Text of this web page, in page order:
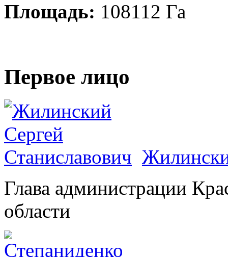
Площадь: 108112 Га
Первое лицо
Глава администрации
области